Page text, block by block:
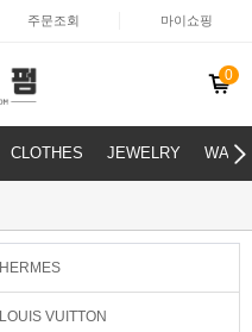
주문조회 마이쇼핑
0
CLOTHES JEWELRY
HERMES
LOUIS VUITTON